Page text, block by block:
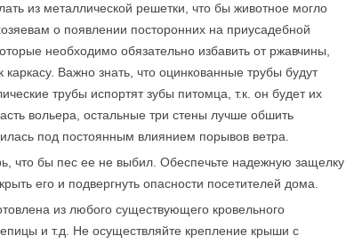
из металлической решетки, что бы животное могло
о появлении посторонних на приусадебной
необходимо обязательно избавить от ржавчины,
Важно знать, что оцинкованные трубы будут
трубы испортят зубы питомца, т.к. он будет их
вольера, остальные три стены лучше обшить
под постоянным влиянием порывов ветра.
что бы пес ее не выбил. Обеспечьте надежную защелку
его и подвергнуть опасности посетителей дома.
из любого существующего кровельного
и т.д. Не осуществляйте крепление крыши с